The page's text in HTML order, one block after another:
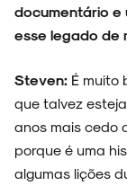
documentário e
esse legado de
Steven: É muito
que talvez
anos mais cedo
porque é uma
algumas lições